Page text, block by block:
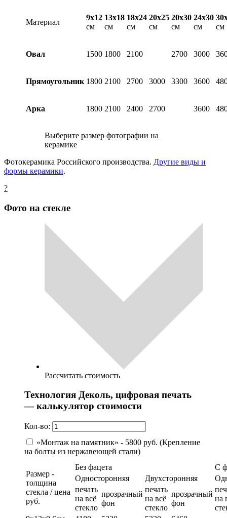
Материал
9х12
см
13х18
см
18х24
см
20х25
см
20х30
см
24х30
см
см
Овал 1500 1800 2100 2700 3000
Прямоугольник 1800 2100 2700 3000 3300 3600
Арка 1800 2100 2400 2700 3600
Выберите размер фотографии на
керамике
Фотокерамика Российского производства. Другие виды и
формы керамики.
?
Фото на стекле
Рассчитать стоимость
Технология Деколь, цифровая печать
— калькулятор стоимости
Кол-во:
«Монтаж на памятник» - 5800 руб. (Крепление
на болты из нержавеющей стали)
Размер -
толщина
стекла / цена
руб.
Без фацета
С
Односторонняя
Двухсторонняя
печать
на всё
стекло
прозрачный
фон
печать
на всё
стекло
прозрачный
фон
на